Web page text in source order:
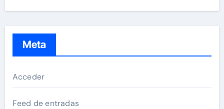
Meta
Acceder
Feed de entradas